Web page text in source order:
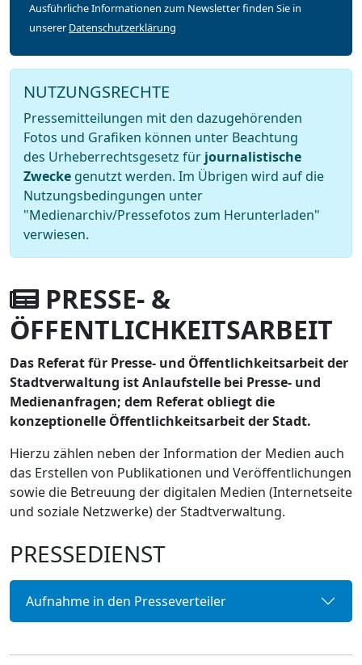
Ausführliche Informationen zum Newsletter finden Sie in
unserer Datenschutzerklärung
NUTZUNGSRECHTE
Pressemitteilungen mit den dazugehörenden
Fotos und Grafiken können unter Beachtung
des Urheberrechtsgesetz für journalistische
Zwecke genutzt werden. Im Übrigen wird auf die
Nutzungsbedingungen unter
"Medienarchiv/Pressefotos zum Herunterladen"
verwiesen.
PRESSE- &
ÖFFENTLICHKEITSARBEIT
Das Referat für Presse- und Öffentlichkeitsarbeit der
Stadtverwaltung ist Anlaufstelle bei Presse- und
Medienanfragen; dem Referat obliegt die
konzeptionelle Öffentlichkeitsarbeit der Stadt.
Hierzu zählen neben der Information der Medien auch
das Erstellen von Publikationen und Veröffentlichungen
sowie die Betreuung der digitalen Medien (Internetseite
und soziale Netzwerke) der Stadtverwaltung.
PRESSEDIENST
Aufnahme in den Presseverteiler